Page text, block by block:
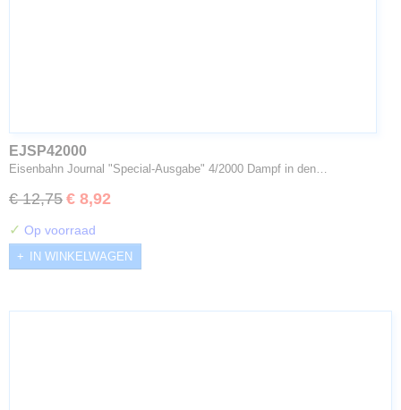
EJSP42000
Eisenbahn Journal "Special-Ausgabe" 4/2000 Dampf in den…
€ 12,75 € 8,92
✓ Op voorraad
IN WINKELWAGEN